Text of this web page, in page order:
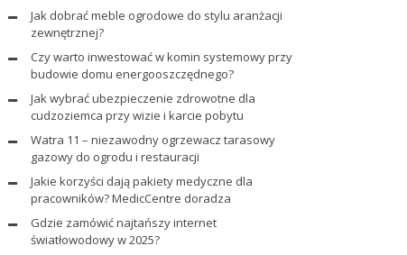
Jak dobrać meble ogrodowe do stylu aranżacji
zewnętrznej?
Czy warto inwestować w komin systemowy przy
budowie domu energooszczędnego?
Jak wybrać ubezpieczenie zdrowotne dla
cudzoziemca przy wizie i karcie pobytu
Watra 11 – niezawodny ogrzewacz tarasowy
gazowy do ogrodu i restauracji
Jakie korzyści dają pakiety medyczne dla
pracowników? MedicCentre doradza
Gdzie zamówić najtańszy internet
światłowodowy w 2025?